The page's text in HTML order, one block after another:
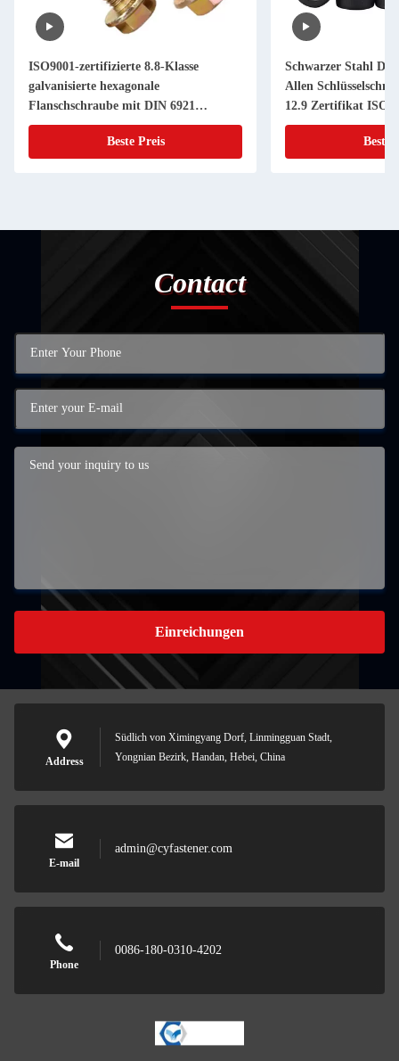
ISO9001-zertifizierte 8.8-Klasse
galvanisierte hexagonale
Flanschschraube mit DIN 6921
Zahnspüler
Beste Preis
Schwarzer Stahl
Allen
12.9 Zertifikat
Beste
Contact
Einreichungen
Address
Südlich von Ximingyang Dorf, Linmingguan Stadt,
Yongnian Bezirk, Handan, Hebei, China
E-mail
admin@cyfastener.com
Phone
0086-180-0310-4202